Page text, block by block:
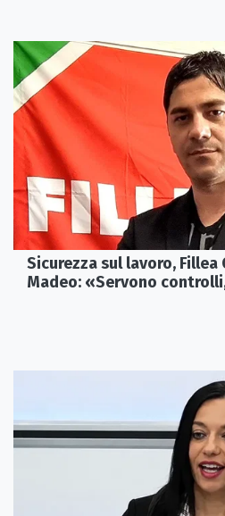
Sicurezza sul lavoro,
Madeo: «Servono